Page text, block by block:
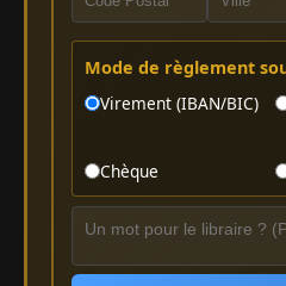
Mode de règlement
Virement (IBAN/BIC)
Chèque